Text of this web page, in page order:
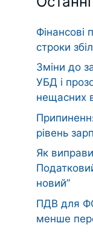
Фінансові
строки
Зміни до
УБД і
нещасних
рівень
Як
новий”
ПДВ для
менше